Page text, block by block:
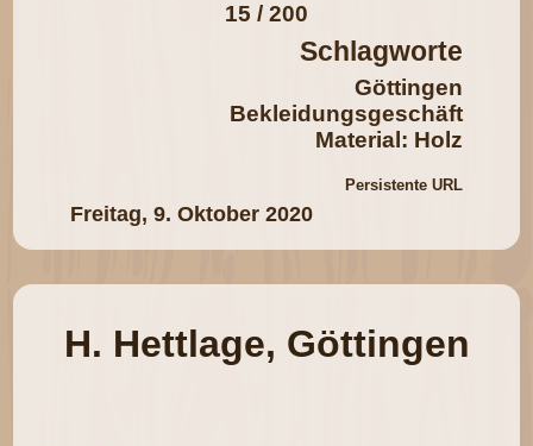
Freitag, 9. Oktober 2020
15 / 200
Schlagworte
Göttingen
Bekleidungsgeschäft
Material: Holz
Persistente URL
H. Hettlage, Göttingen